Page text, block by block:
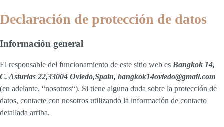
Declaración de protección de datos
Información general
El responsable del funcionamiento de este sitio web es Bangkok 14,
C. Asturias 22,33004 Oviedo,Spain, bangkok14oviedo@gmail.com
(en adelante, “nosotros“). Si tiene alguna duda sobre la protección de
datos, contacte con nosotros utilizando la información de contacto
detallada arriba.